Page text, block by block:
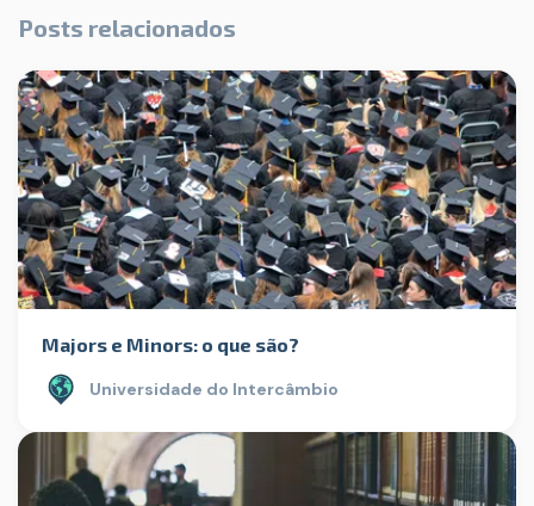
Posts relacionados
Majors e Minors: o que são?
Universidade do Intercâmbio